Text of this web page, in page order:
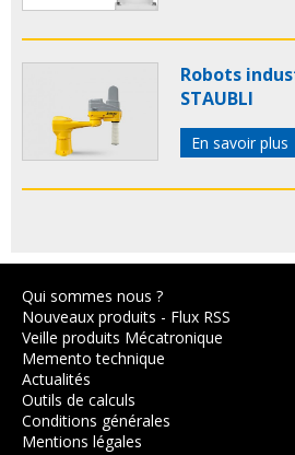
Robots
STAUBLI
En savoir plus
Qui sommes nous ?
Nouveaux produits - Flux RSS
Veille produits Mécatronique
Memento technique
Actualités
Outils de calculs
Conditions générales
Mentions légales